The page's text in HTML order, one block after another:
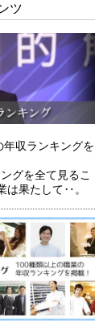
ツ
収ランキングを
グを全て見るこ
は果たして‥。